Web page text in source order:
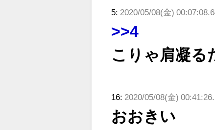
5: 2020/05/08(金)
>>4
こりゃ肩凝る
16: 2020/05/08(金)
おおきい